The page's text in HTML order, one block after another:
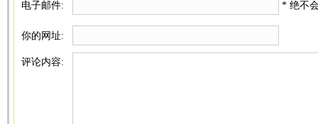
电子邮件: * 绝不
你的网址:
评论内容: